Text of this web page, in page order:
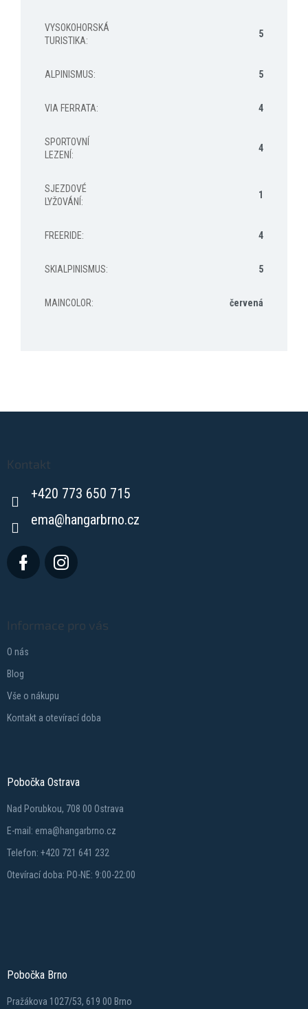
VYSOKOHORSKÁ
TURISTIKA:
5
ALPINISMUS: 5
VIA FERRATA: 4
SPORTOVNÍ
LEZENÍ:
4
SJEZDOVÉ
LYŽOVÁNÍ:
1
FREERIDE: 4
SKIALPINISMUS: 5
MAINCOLOR: červená
Kontakt
+420 773 650 715
ema@hangarbrno.cz
Informace pro vás
O nás
Blog
Vše o nákupu
Kontakt a otevírací doba
Pobočka Ostrava
Nad Porubkou, 708 00 Ostrava
E-mail: ema@hangarbrno.cz
Telefon: +420 721 641 232
Otevírací doba: PO-NE: 9:00-22:00
Pobočka Brno
Pražákova 1027/53, 619 00 Brno